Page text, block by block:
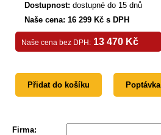
Dostupnost: dostupné do 15 dnů
Naše cena: 16 299 Kč s DPH
Naše cena bez DPH: 13 470 Kč
Přidat do košíku Poptávka
Firma: